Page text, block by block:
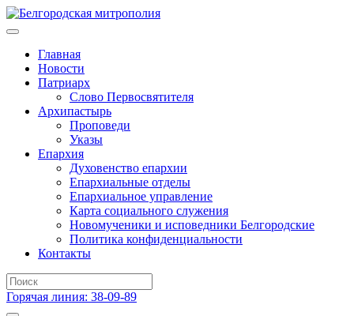
Главная
Новости
Патриарх
Слово Первосвятителя
Архипастырь
Проповеди
Указы
Епархия
Духовенство епархии
Епархиальные отделы
Епархиальное управление
Карта социального служения
Новомученики и исповедники Белгородские
Политика конфиденциальности
Контакты
Горячая линия: 38-09-89